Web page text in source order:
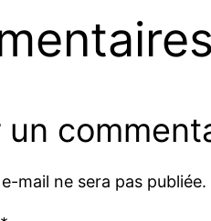
un
mail ne sera pas publiée.